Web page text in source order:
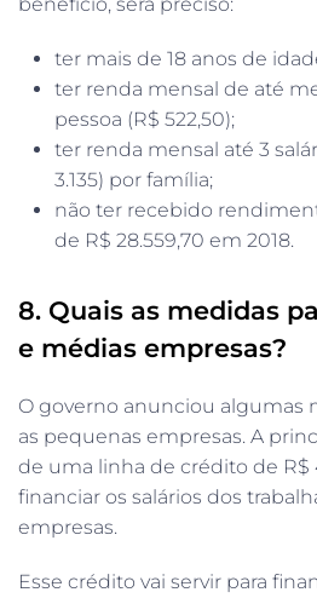
ter mais de 18 anos de
ter renda mensal de até
pessoa (R$ 522,50);
ter renda mensal até 3
3.135) por família;
não ter recebido
de R$ 28.559,70 em 2018.
8. Quais as medidas
e médias empresas?
O governo anunciou algumas
as pequenas empresas. A
de uma linha de crédito de R$
financiar os salários dos
empresas.
Esse crédito vai servir para